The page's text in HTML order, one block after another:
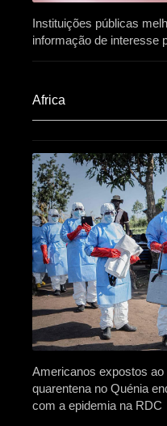
Instituições públicas
informação de interesse
Africa​
Americanos expostos
quarentena no Quénia
com a epidemia na RDC